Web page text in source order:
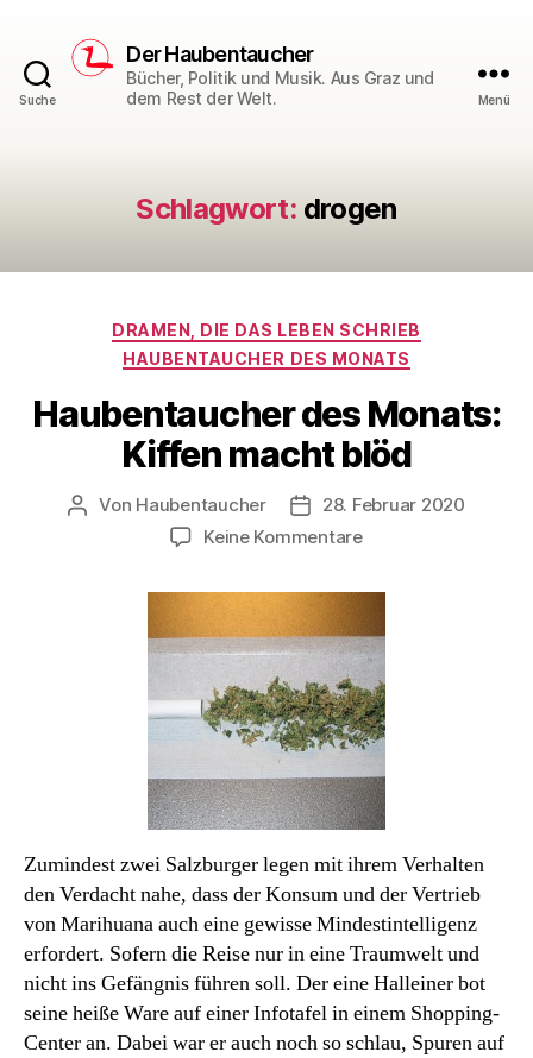
Suche
Der Haubentaucher
Bücher, Politik und Musik. Aus Graz und
dem Rest der Welt.
Menü
Schlagwort: drogen
Kategorien
DRAMEN, DIE DAS LEBEN SCHRIEB
HAUBENTAUCHER DES MONATS
Haubentaucher des Monats:
Kiffen macht blöd
Beitragsautor
Von Haubentaucher Veröffentlichungsdatum
28. Februar 2020
Keine Kommentarezu
des
Kiffen
macht
blöd
Zumindest zwei Salzburger legen mit ihrem Verhalten
den Verdacht nahe, dass der Konsum und der Vertrieb
von Marihuana auch eine gewisse Mindestintelligenz
erfordert. Sofern die Reise nur in eine Traumwelt und
nicht ins Gefängnis führen soll. Der eine Halleiner bot
seine heiße Ware auf einer Infotafel in einem Shopping-
Center an. Dabei war er auch noch so schlau, Spuren auf